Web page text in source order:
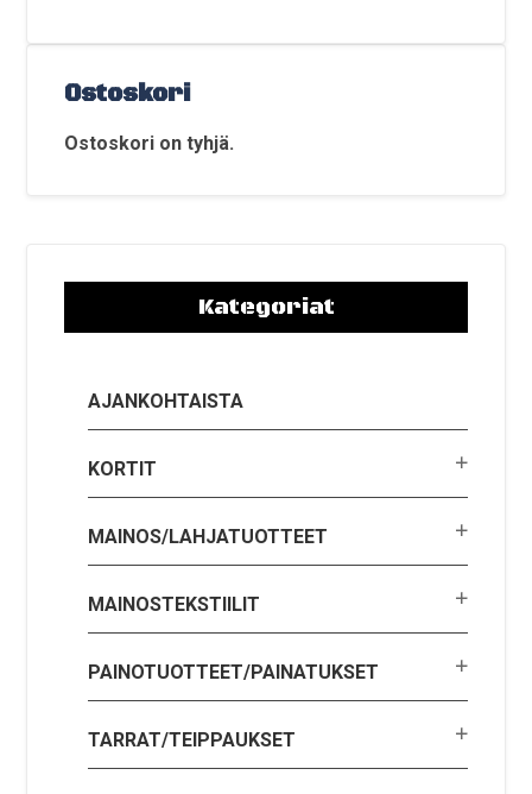
Ostoskori
Ostoskori on tyhjä.
Kategoriat
AJANKOHTAISTA
KORTIT
MAINOS/LAHJATUOTTEET
MAINOSTEKSTIILIT
PAINOTUOTTEET/PAINATUKSET
TARRAT/TEIPPAUKSET